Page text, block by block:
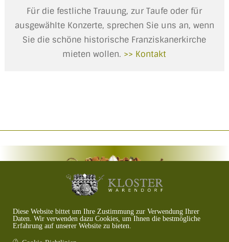
Diese Website bittet um Ihre Zustimmung zur Verwendung Ihrer
Daten. Wir verwenden dazu Cookies, um Ihnen die bestmögliche
Erfahrung auf unserer Website zu bieten.
Für die festliche Trauung, zur Taufe oder für
ausgewählte Konzerte, sprechen Sie uns an, wenn
Sie die schöne historische Franziskanerkirche
mieten wollen. >> Kontakt